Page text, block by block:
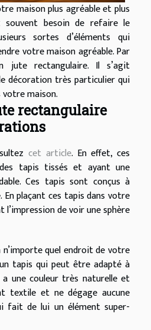
maison plus agréable et plus
souvent besoin de refaire le
sortes d’éléments qui
votre maison agréable. Par
jute rectangulaire. Il s’agit
décoration très particulier qui
maison.
rectangulaire
cet article. En effet, ces
tapis tissés et ayant une
Ces tapis sont conçus à
En plaçant ces tapis dans votre
de voir une sphère
n’importe quel endroit de votre
tapis qui peut être adapté à
une couleur très naturelle et
textile et ne dégage aucune
fait de lui un élément super-